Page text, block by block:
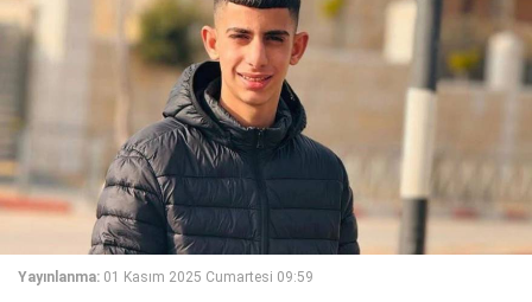
Yayınlanma: 01 Kasım 2025 Cumartesi 09:59